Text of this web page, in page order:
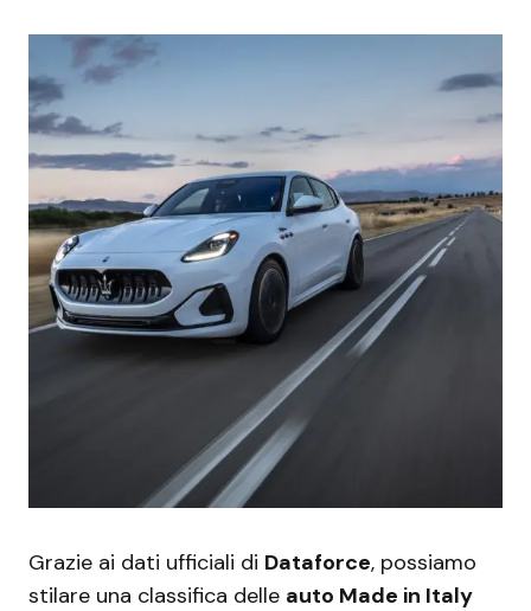
Grazie ai dati ufficiali di Dataforce, possiamo
stilare una classifica delle auto Made in Italy